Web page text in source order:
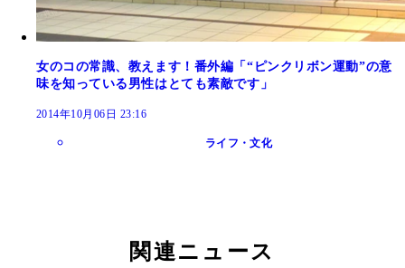
女のコの常識、教えます！番外編「“ピンクリボン運動”の意
味を知っている男性はとても素敵です」
2014年10月06日 23:16
ライフ・文化
関連ニュース